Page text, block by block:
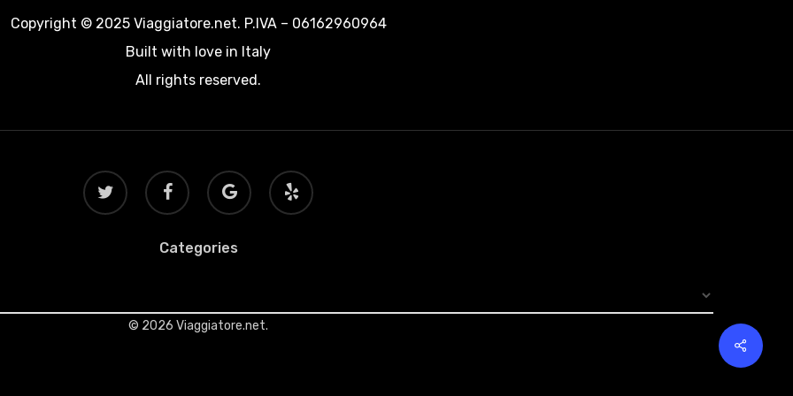
Copyright © 2025 Viaggiatore.net. P.IVA – 06162960964
Built with love in Italy
All rights reserved.
twitter facebook
google-
plus
yelp
Categories
© 2026 Viaggiatore.net.